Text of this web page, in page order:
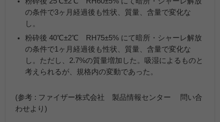
の条件で3ヶ月経過後も性状、質量、含量で変化な
し。
粉砕後 40℃±2℃ RH75±5% にて暗所・シャーレ解放
の条件で1ヶ月経過後も性状、質量、含量で変化な
し。ただし、2.7%の質量増加した。吸湿によるものと
考えられるが、規格内の変動であった。
(参考 : ファイザー株式会社 製品情報センター 問い合
わせより)